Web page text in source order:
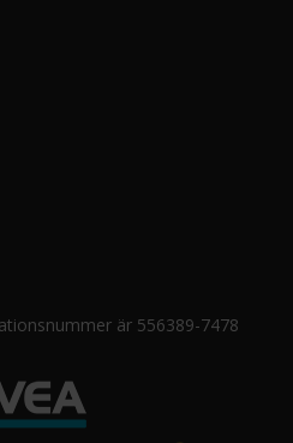
är 556389-7478